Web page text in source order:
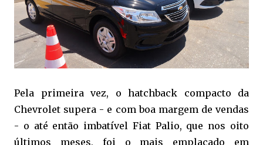
Pela primeira vez, o hatchback compacto da
Chevrolet supera - e com boa margem de vendas
- o até então imbatível Fiat Palio, que nos oito
últimos meses, foi o mais emplacado em